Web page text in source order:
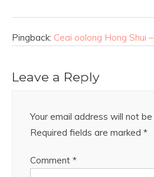
Pingback: Ceai oolong Hong Shui
Leave a Reply
Your email address will not be
Required fields are marked *
Comment *